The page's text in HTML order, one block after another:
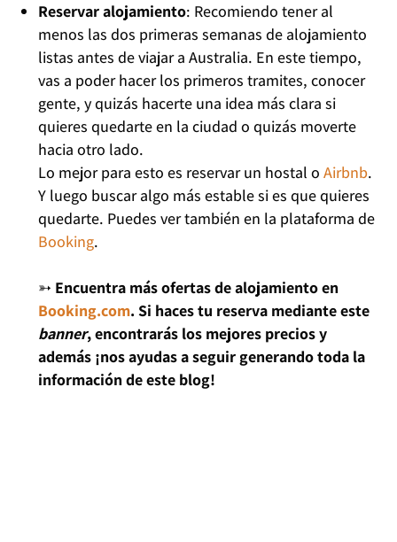
Reservar alojamiento: Recomiendo tener al
menos las dos primeras semanas de alojamiento
listas antes de viajar a Australia. En este tiempo,
vas a poder hacer los primeros tramites, conocer
gente, y quizás hacerte una idea más clara si
quieres quedarte en la ciudad o quizás moverte
hacia otro lado.
Lo mejor para esto es reservar un hostal o Airbnb.
Y luego buscar algo más estable si es que quieres
quedarte. Puedes ver también en la plataforma de
Booking.
➳ Encuentra más ofertas de alojamiento en
Booking.com. Si haces tu reserva mediante este
banner, encontrarás los mejores precios y
además ¡nos ayudas a seguir generando toda la
información de este blog!